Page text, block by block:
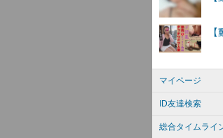
マイページ
ID友達検索
総合タイムライ